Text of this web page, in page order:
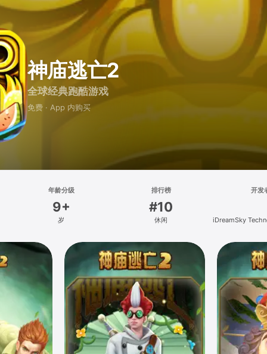
神庙逃亡2
全球经典跑酷游戏
免费 · App 内购买
年龄分级
9+
岁
排行榜
#10
休闲
开发
iDreamSky